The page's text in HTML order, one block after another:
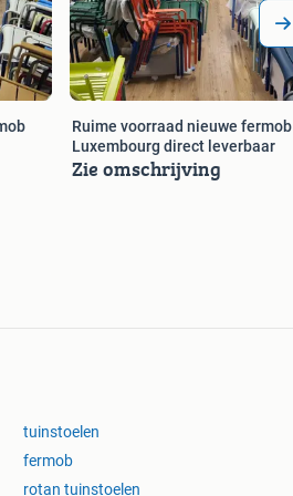
Ruime voorraad nieuwe fermob
Luxembourg direct leverbaar
Zie omschrijving
tuinstoelen
fermob
rotan tuinstoelen